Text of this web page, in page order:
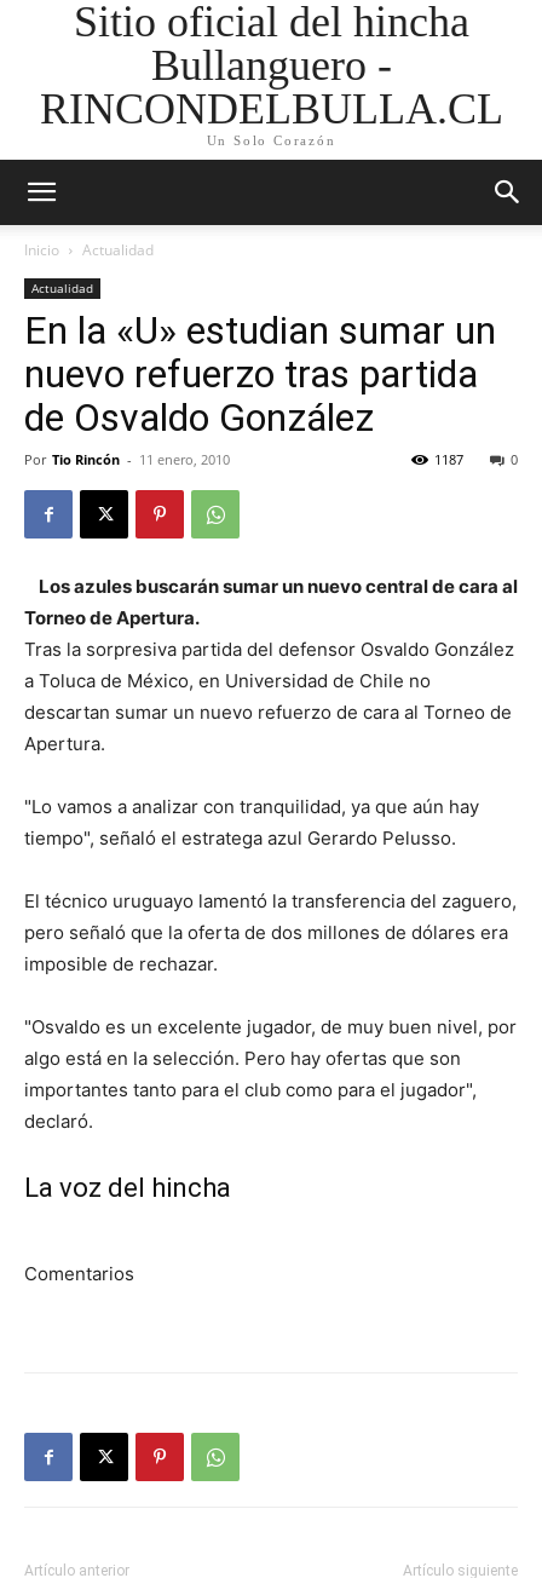
Sitio oficial del hincha
Bullanguero -
RINCONDELBULLA.CL
Un Solo Corazón
Inicio Actualidad
Actualidad
En la «U» estudian sumar un
nuevo refuerzo tras partida
de Osvaldo González
Por Tio Rincón - 11 enero, 2010 0
1187
Los azules buscarán sumar un nuevo central de cara al
Torneo de Apertura.
Tras la sorpresiva partida del defensor Osvaldo González
a Toluca de México, en Universidad de Chile no
descartan sumar un nuevo refuerzo de cara al Torneo de
Apertura.
"Lo vamos a analizar con tranquilidad, ya que aún hay
tiempo", señaló el estratega azul Gerardo Pelusso.
El técnico uruguayo lamentó la transferencia del zaguero,
pero señaló que la oferta de dos millones de dólares era
imposible de rechazar.
"Osvaldo es un excelente jugador, de muy buen nivel, por
algo está en la selección. Pero hay ofertas que son
importantes tanto para el club como para el jugador",
declaró.
La voz del hincha
Comentarios
Artículo anterior Artículo siguiente